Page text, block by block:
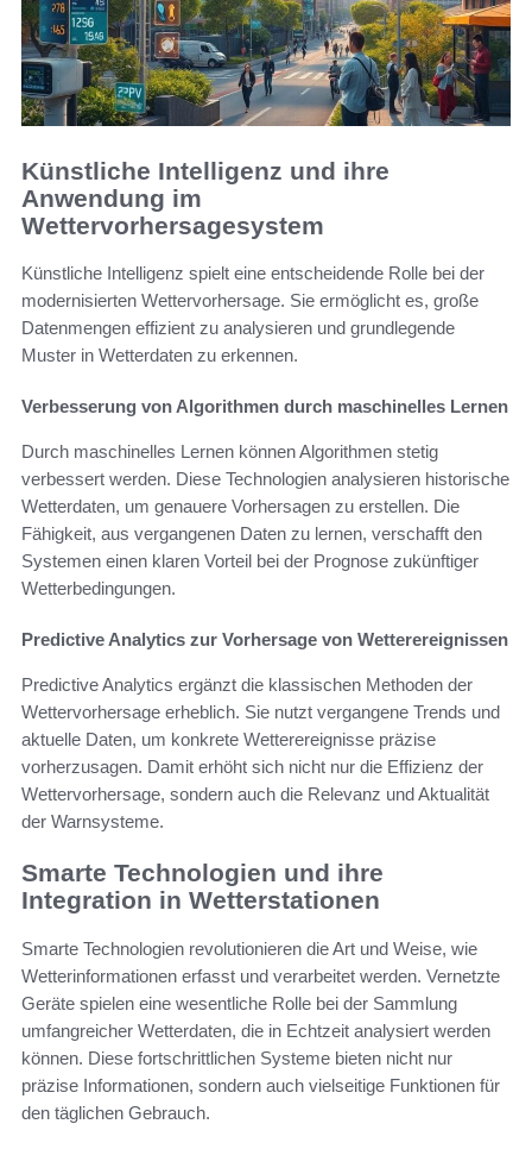
Künstliche Intelligenz und ihre
Anwendung im
Wettervorhersagesystem
Künstliche Intelligenz spielt eine entscheidende Rolle bei der
modernisierten Wettervorhersage. Sie ermöglicht es, große
Datenmengen effizient zu analysieren und grundlegende
Muster in Wetterdaten zu erkennen.
Verbesserung von Algorithmen durch maschinelles Lernen
Durch maschinelles Lernen können Algorithmen stetig
verbessert werden. Diese Technologien analysieren historische
Wetterdaten, um genauere Vorhersagen zu erstellen. Die
Fähigkeit, aus vergangenen Daten zu lernen, verschafft den
Systemen einen klaren Vorteil bei der Prognose zukünftiger
Wetterbedingungen.
Predictive Analytics zur Vorhersage von Wetterereignissen
Predictive Analytics ergänzt die klassischen Methoden der
Wettervorhersage erheblich. Sie nutzt vergangene Trends und
aktuelle Daten, um konkrete Wetterereignisse präzise
vorherzusagen. Damit erhöht sich nicht nur die Effizienz der
Wettervorhersage, sondern auch die Relevanz und Aktualität
der Warnsysteme.
Smarte Technologien und ihre
Integration in Wetterstationen
Smarte Technologien revolutionieren die Art und Weise, wie
Wetterinformationen erfasst und verarbeitet werden. Vernetzte
Geräte spielen eine wesentliche Rolle bei der Sammlung
umfangreicher Wetterdaten, die in Echtzeit analysiert werden
können. Diese fortschrittlichen Systeme bieten nicht nur
präzise Informationen, sondern auch vielseitige Funktionen für
den täglichen Gebrauch.